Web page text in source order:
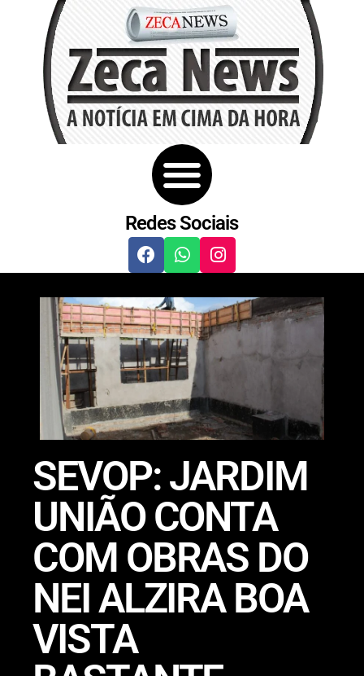
Redes Sociais
SEVOP: JARDIM
UNIÃO CONTA
COM OBRAS DO
NEI ALZIRA BOA
VISTA